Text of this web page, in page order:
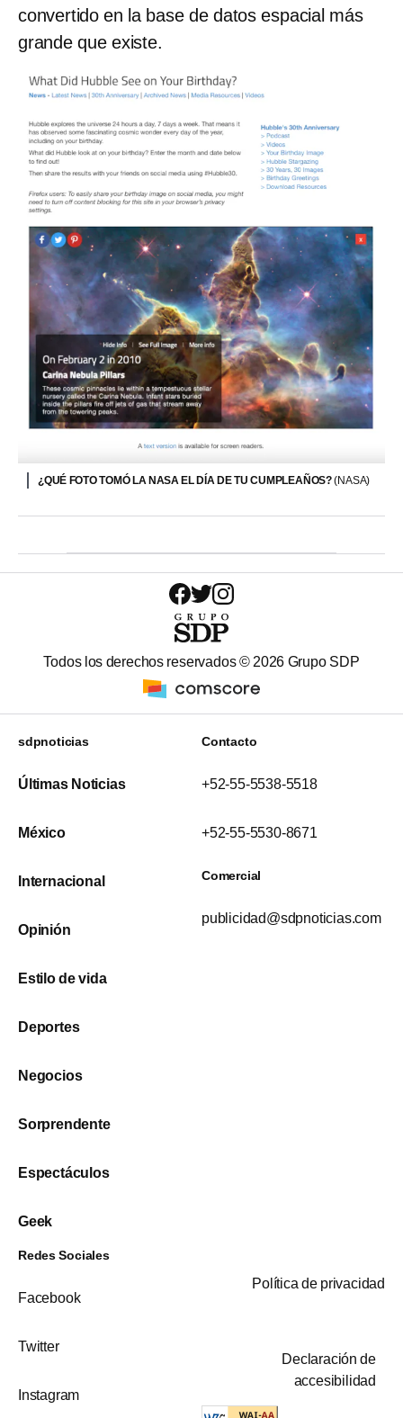
convertido en la base de datos espacial más
grande que existe.
¿QUÉ FOTO TOMÓ LA NASA EL DÍA DE TU CUMPLEAÑOS?(NASA)
Todos los derechos reservados © 2026 Grupo SDP
sdpnoticias
Últimas Noticias
México
Internacional
Opinión
Estilo de vida
Deportes
Negocios
Sorprendente
Espectáculos
Geek
Contacto
+52-55-5538-5518
+52-55-5530-8671
Comercial
publicidad@sdpnoticias.com
Redes Sociales
Facebook
Twitter
Instagram
Política de privacidad
Declaración de
accesibilidad